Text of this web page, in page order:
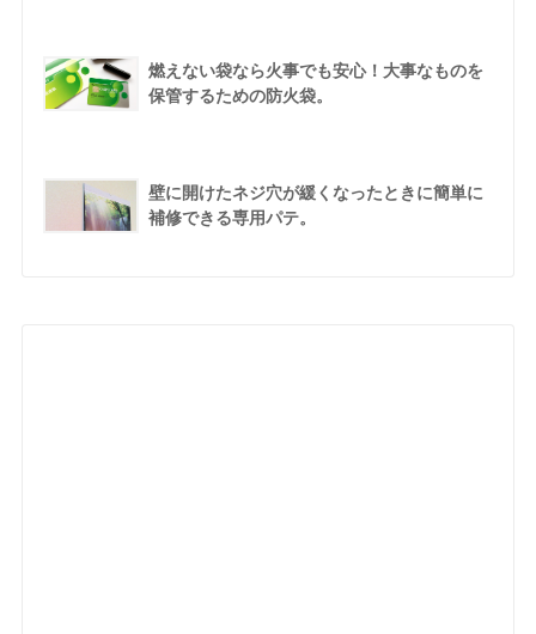
燃えない袋なら火事でも安心！大事なものを
保管するための防火袋。
壁に開けたネジ穴が緩くなったときに簡単に
補修できる専用パテ。